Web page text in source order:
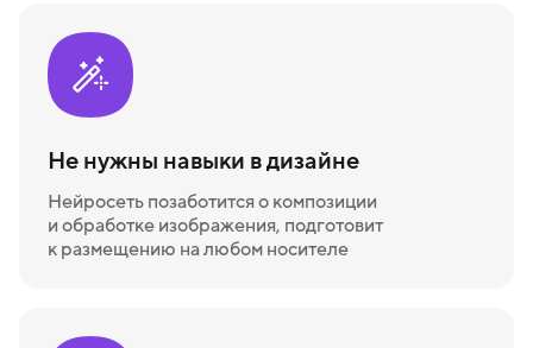
Не нужны навыки в дизайне
Нейросеть позаботится о композиции
и обработке изображения, подготовит
к размещению на любом носителе